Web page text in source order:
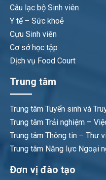
Câu lạc bộ Sinh viên
Y tế – Sức khoẻ
Cựu Sinh viên
Cơ sở học tập
Dịch vụ Food Court
Trung tâm
Trung tâm Tuyển sinh và
Trung tâm Trải nghiệm –
Trung tâm Thông tin – Thư
Trung tâm Năng lực Ngoại
Đơn vị đào tạo